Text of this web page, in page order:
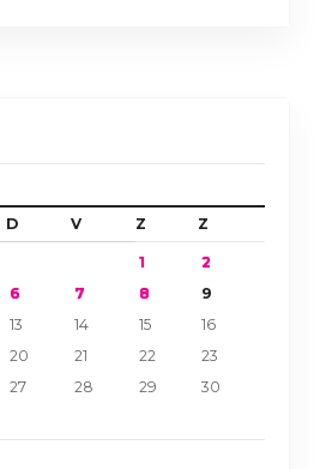
D V Z Z
1
2
6 7 8
9
13 14 15
16
20 21 22
23
27 28 29
30